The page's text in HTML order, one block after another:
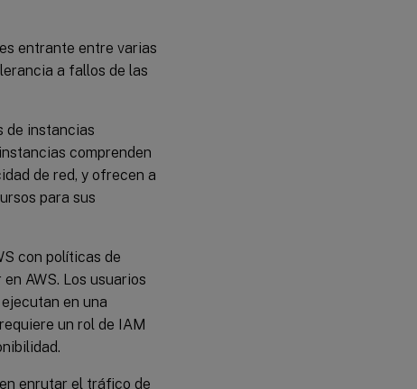
entrante entre varias
a fallos de las
de instancias
comprenden
de red, y ofrecen a
para sus
con políticas de
AWS. Los usuarios
en una
un rol de IAM
enrutar el tráfico de